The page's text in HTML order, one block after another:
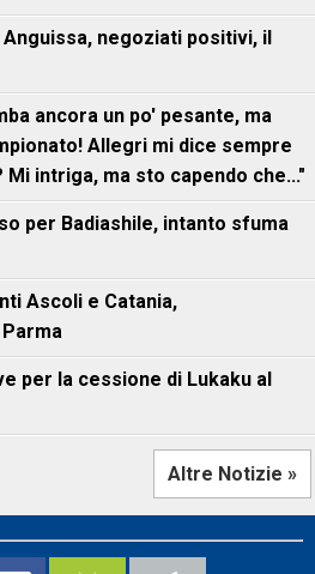
Anguissa, negoziati positivi, il
ancora un po' pesante, ma
Allegri mi dice sempre
intriga, ma sto capendo che..."
per Badiashile, intanto sfuma
Ascoli e Catania,
per la cessione di Lukaku al
Altre Notizie »